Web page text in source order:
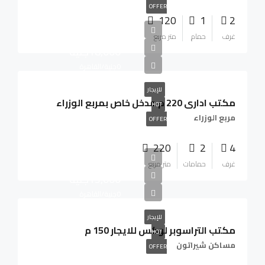
OFFER
2
غرف
1
حمام
120
متر مربع
للإيجار
HOT
OFFER
مكتب ادارى 220 م مدخل خاص بمربع الوزراء
مربع الوزراء
4
غرف
2
حمامات
220
متر مربع
للإيجار
HOT
OFFER
مكتب التراسوبر لوكس للايجار 150 م
مساكن شيراتون